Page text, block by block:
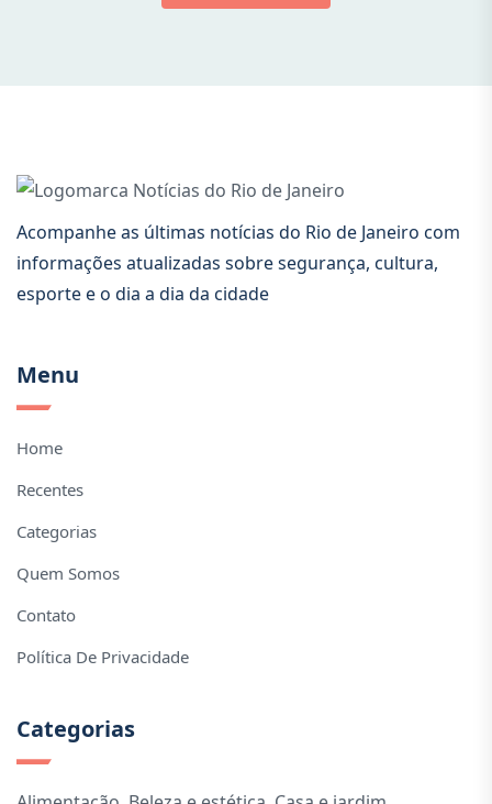
Acompanhe as últimas notícias do Rio de Janeiro com
informações atualizadas sobre segurança, cultura,
esporte e o dia a dia da cidade
Menu
Home
Recentes
Categorias
Quem Somos
Contato
Política De Privacidade
Categorias